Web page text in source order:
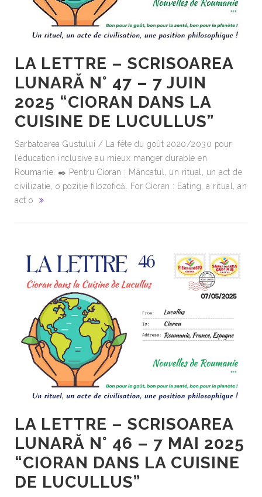
LA LETTRE – SCRISOAREA
LUNARĂ N° 47 – 7 JUIN
2025 “CIORAN DANS LA
CUISINE DE LUCULLUS”
Sarbatoarea Gustului / La fête du goût 2020/2030 pour
l’éducation inclusive au mieux manger durable en
Roumanie. ✒️ Pentru Cioran : Mâncatul, un ritual, un act de
civilizație, o poziție filozofică. For Cioran : Eating, a ritual, an
act o
LA LETTRE – SCRISOAREA
LUNARĂ N° 46 – 7 MAI 2025
“CIORAN DANS LA CUISINE
DE LUCULLUS”